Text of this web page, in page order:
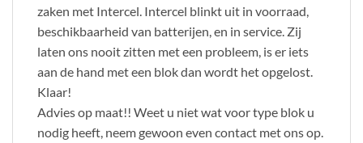
zaken met Intercel. Intercel blinkt uit in voorraad,
beschikbaarheid van batterijen, en in service. Zij
laten ons nooit zitten met een probleem, is er iets
aan de hand met een blok dan wordt het opgelost.
Klaar!
Advies op maat!! Weet u niet wat voor type blok u
nodig heeft, neem gewoon even contact met ons op.